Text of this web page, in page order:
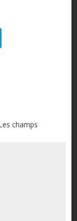
champs